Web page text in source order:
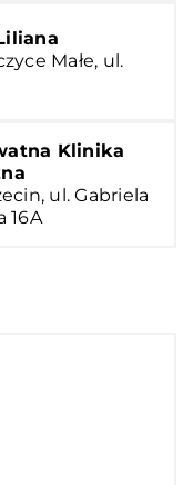
Małe, ul.
Klinika
ul. Gabriela
16A